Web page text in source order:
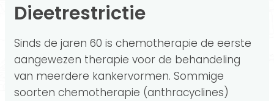
Dieetrestrictie
Sinds de jaren 60 is chemotherapie de eerste
aangewezen therapie voor de behandeling
van meerdere kankervormen. Sommige
soorten chemotherapie (anthracyclines)